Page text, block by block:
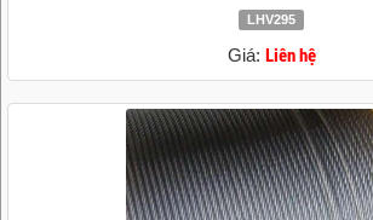
LHV295
Giá: Liên hệ